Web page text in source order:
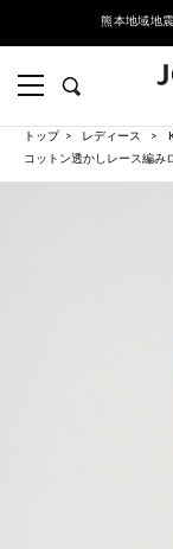
熊本地域地
トップ レディース
コットン透かしレース編み